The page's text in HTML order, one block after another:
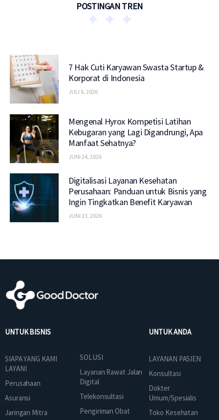
POSTINGAN TREN
7 Hak Cuti Karyawan Swasta Startup &
Korporat di Indonesia
JULI 6, 2026
Mengenal Hyrox Kompetisi Latihan
Kebugaran yang Lagi Digandrungi, Apa
Manfaat Sehatnya?
JUNI 24, 2026
Digitalisasi Layanan Kesehatan
Perusahaan: Panduan untuk Bisnis yang
Ingin Tingkatkan Benefit Karyawan
JUNI 23, 2026
UNTUK BISNIS
SIAPA YANG KAMI
LAYANI
Perusahaan
Asuransi
Jaringan Mitra
SOLUSI
Layanan Rawat Jalan
Digital
Telekonsultasi
Pengiriman Obat
UNTUK ANDA
LAYANAN PASIEN
Konsultasi
Dokter
Umum/Spesialis
Toko Kesehatan